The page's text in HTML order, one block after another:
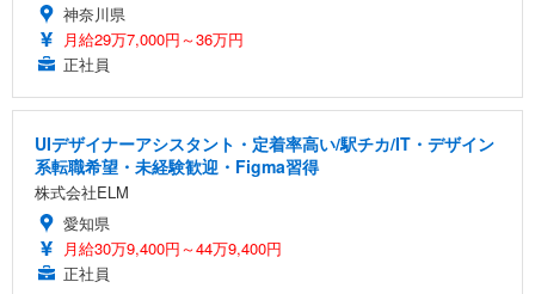
神奈川県
月給29万7,000円～36万円
正社員
UIデザイナーアシスタント・定着率高い/駅チカ/IT・デザイン
系転職希望・未経験歓迎・Figma習得
株式会社ELM
愛知県
月給30万9,400円～44万9,400円
正社員